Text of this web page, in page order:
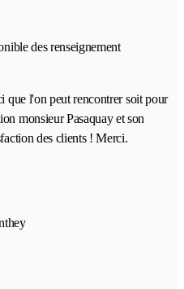
des renseignement
que l'on peut rencontrer soit pour
monsieur Pasaquay et son
des clients ! Merci.